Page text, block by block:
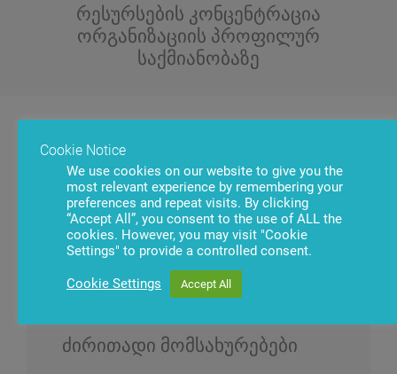
რესურსების კონცენტრაცია
ორგანიზაციის პროფილურ
საქმიანობაზე
ჩვენი მომსახურებები
ჩვენ ვზრუნავთ ბანკების და საფინანსო სექტორის
სხვა ორგანიზაციების სატერმინალო
ინფრასტრუქტურაზე.
ძირითადი მომსახურებები
Cookie Notice
We use cookies on our website to give you the
most relevant experience by remembering your
preferences and repeat visits. By clicking
“Accept All”, you consent to the use of ALL the
cookies. However, you may visit "Cookie
Settings" to provide a controlled consent.
Cookie Settings Accept All